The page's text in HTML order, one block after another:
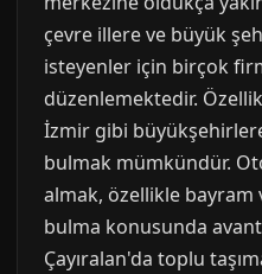
çevre illere ve büyük
isteyenler için birçok
düzenlemektedir.
İzmir gibi
bulmak mümkündür.
almak, özellikle
bulma konusunda
Çayıralan'da toplu